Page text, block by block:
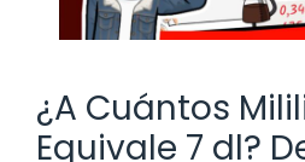
¿A Cuántos
Equivale 7 dl?